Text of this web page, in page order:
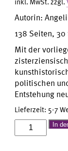
Autorin:
138 Seiten,
Mit der
politischen
Entstehung
Lieferzeit: 5-7
Abtskapelle
In